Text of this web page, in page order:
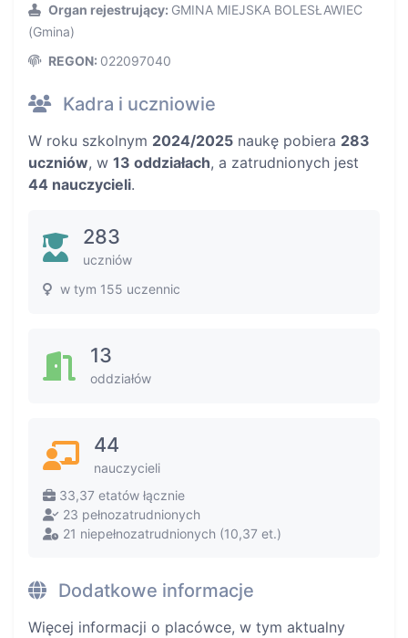
Organ rejestrujący: GMINA MIEJSKA BOLESŁAWIEC
(Gmina)
REGON: 022097040
Kadra i uczniowie
W roku szkolnym 2024/2025 naukę pobiera 283
uczniów, w 13 oddziałach, a zatrudnionych jest
44 nauczycieli.
283
uczniów
w tym 155 uczennic
13
oddziałów
44
nauczycieli
33,37 etatów łącznie
23 pełnozatrudnionych
21 niepełnozatrudnionych (10,37 et.)
Dodatkowe informacje
Więcej informacji o placówce, w tym aktualny